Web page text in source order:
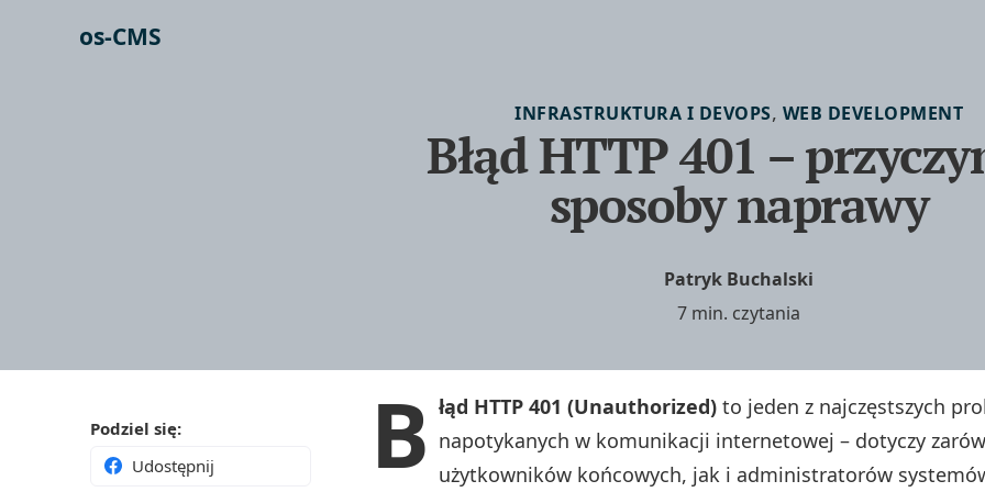
os-CMS
INFRASTRUKTURA I DEVOPS, WEB DEVELOPMENT
Błąd HTTP 401 –
sposoby naprawy
Patryk Buchalski
7 min. czytania
Podziel się:
Udostępnij
B łąd HTTP 401 (Unauthorized) to jeden z najczęstszych
napotykanych w komunikacji internetowej – dotyczy
użytkowników końcowych, jak i administratorów